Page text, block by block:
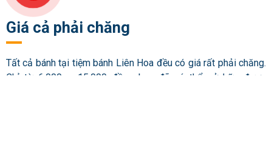
Giá cả phải chăng
Tất cả bánh tại tiệm bánh Liên Hoa đều có giá rất phải chăng.
Chỉ từ 6.000 – 15.000 đồng bạn đã có thể sở hữu được